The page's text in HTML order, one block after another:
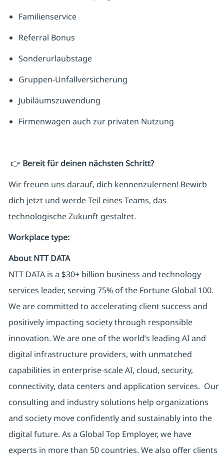
Familienservice
Referral Bonus
Sonderurlaubstage
Gruppen‑Unfallversicherung
Jubiläumszuwendung
Firmenwagen auch zur privaten Nutzung
👉 Bereit für deinen nächsten Schritt?
Wir freuen uns darauf, dich kennenzulernen! Bewirb
dich jetzt und werde Teil eines Teams, das
technologische Zukunft gestaltet.
Workplace type:
About NTT DATA
NTT DATA is a $30+ billion business and technology
services leader, serving 75% of the Fortune Global 100.
We are committed to accelerating client success and
positively impacting society through responsible
innovation. We are one of the world’s leading AI and
digital infrastructure providers, with unmatched
capabilities in enterprise-scale AI, cloud, security,
connectivity, data centers and application services. Our
consulting and industry solutions help organizations
and society move confidently and sustainably into the
digital future. As a Global Top Employer, we have
experts in more than 50 countries. We also offer clients